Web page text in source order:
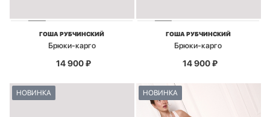
ГОША РУБЧИНСКИЙ
Брюки-карго
14 900₽
ГОША РУБЧИНСКИЙ
Брюки-карго
14 900₽
НОВИНКА НОВИНКА